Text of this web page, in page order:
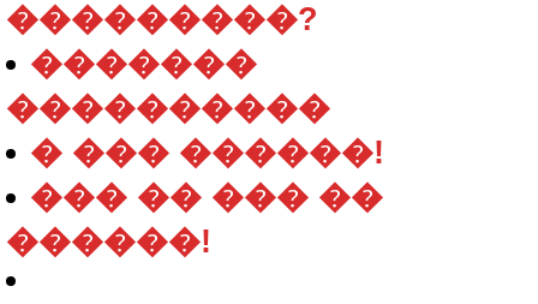
���������?
�������
����������
� ��� ������!
��� �� ��� ��
������!